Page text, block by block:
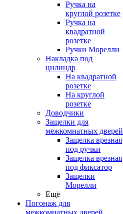
Ручка на
круглой розетке
Ручка на
квадратной
розетке
Ручки Морелли
Накладка под
цилиндр
На квадратной
розетке
На круглой
розетке
Доводчики
Защелки для
межкомнатных дверей
Защелка врезная
под ручки
Защелка врезная
под фиксатор
Защелки
Морелли
Ещё
Погонаж для
межкомнатных дверей